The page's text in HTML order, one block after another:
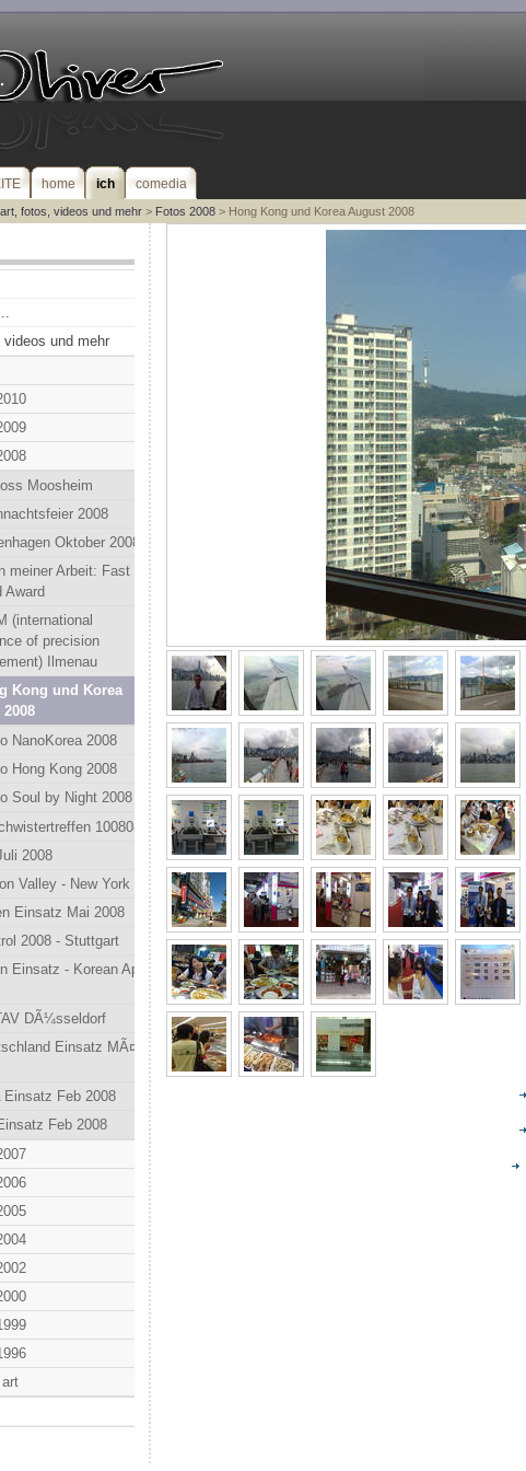
home ich comedia
art, fotos, videos und mehr> Fotos 2008> Hong Kong und Korea August 2008
und mehr
Moosheim
2008
Oktober 2008
meiner Arbeit: Fast
Award
(international
of precision
Ilmenau
Kong und Korea
NanoKorea 2008
Hong Kong 2008
Soul by Night 2008
100808
2008
Valley - New York
Einsatz Mai 2008
2008 - Stuttgart
Einsatz - Korean April
DÃ¼sseldorf
Einsatz MÃ¤rz
Einsatz Feb 2008
Feb 2008